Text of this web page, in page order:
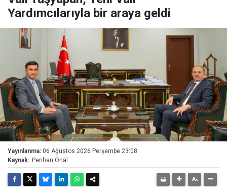
Yardımcılarıyla bir araya geldi
Yayınlanma: 06 Ağustos 2026 Perşembe 23:08
Kaynak: Perihan Önal